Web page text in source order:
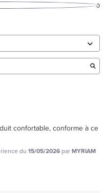
0
confortable, conforme à ce
du 15/05/2026 parMYRIAM